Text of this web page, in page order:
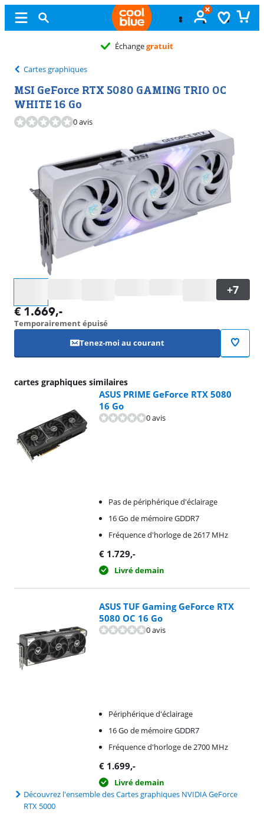
Échangegratuit
Cartes graphiques
MSI GeForce RTX 5080 GAMING TRIO OC
WHITE 16 Go
0 avis
€1.669,-
Temporairement épuisé
Tenez-moi au courant
cartes graphiques similaires
ASUS PRIME GeForce RTX 5080
16 Go
0 avis
Pas de périphérique d'éclairage
16 Go de mémoire GDDR7
Fréquence d'horloge de 2617 MHz
€ 1.729,-
Livré demain
ASUS TUF Gaming GeForce RTX
5080 OC 16 Go
0 avis
Périphérique d'éclairage
16 Go de mémoire GDDR7
Fréquence d'horloge de 2700 MHz
€ 1.699,-
Livré demain
Découvrez l'ensemble des Cartes graphiques NVIDIA GeForce
RTX 5000